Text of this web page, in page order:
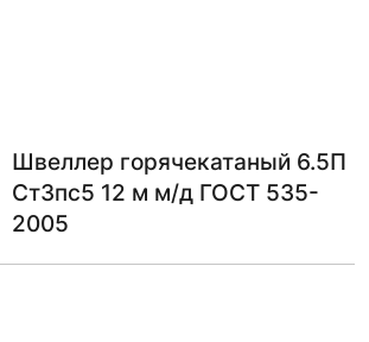
Швеллер горячекатаный 6.5П
Ст3пс5 12 м м/д ГОСТ 535-
2005